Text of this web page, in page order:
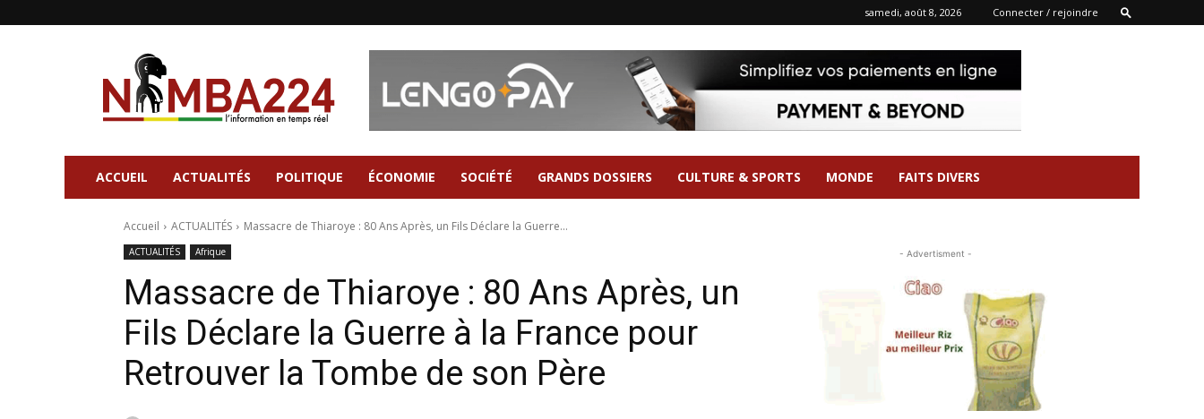
samedi, août 8, 2026 Connecter / rejoindre
Nimba224
Site
d'information
ACCUEIL ACTUALITÉS POLITIQUE ÉCONOMIE SOCIÉTÉ GRANDS DOSSIERS CULTURE & SPORTS MONDE FAITS DIVERS
Accueil ACTUALITÉS Massacre de Thiaroye : 80 Ans Après, un Fils Déclare la Guerre...
ACTUALITÉS Afrique
Massacre de Thiaroye : 80 Ans Après, un
Fils Déclare la Guerre à la France pour
Retrouver la Tombe de son Père
- Advertisment -